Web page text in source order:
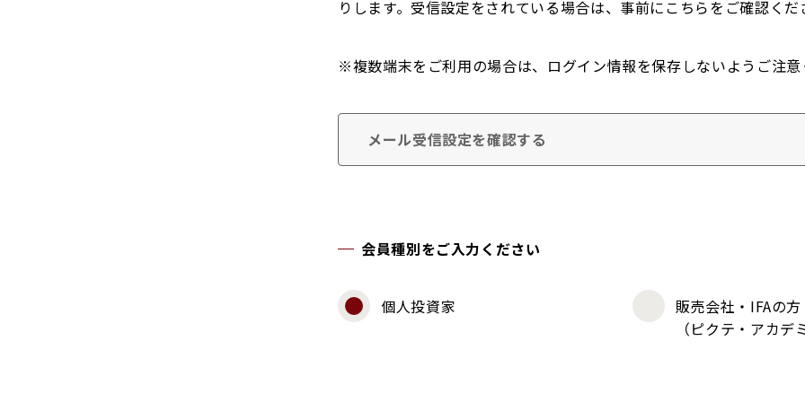
りします。受信設定をされている場合は、事前にこちらをご確認くだ
※複数端末をご利用の場合は、ログイン情報を保存しないようご注
メール受信設定を確認する
会員種別をご入力ください
個人投資家
販売会社・IFAの方
（ピクテ・アカデ